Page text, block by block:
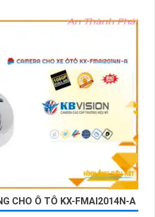
CHO Ô TÔ KX-FMAI2014N-A